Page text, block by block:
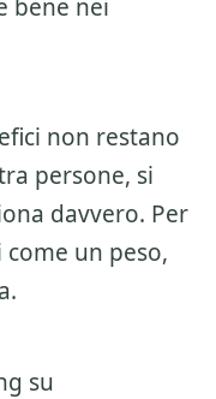
bene nei
non restano
persone, si
davvero. Per
un peso,
su